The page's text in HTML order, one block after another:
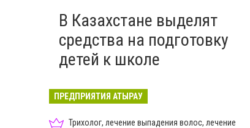
В Казахстане выделят
средства на подготовку
детей к школе
ПРЕДПРИЯТИЯ АТЫРАУ
Трихолог, лечение выпадения волос, лечение